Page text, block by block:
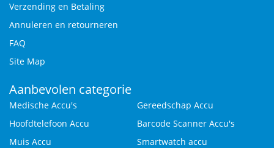
Verzending en Betaling
Annuleren en retourneren
FAQ
Site Map
Aanbevolen categorie
Medische Accu's
Gereedschap Accu
Hoofdtelefoon Accu
Barcode Scanner Accu's
Muis Accu
Smartwatch accu